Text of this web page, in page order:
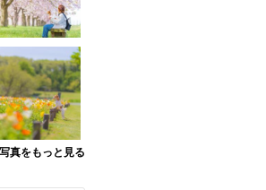
真をもっと見る